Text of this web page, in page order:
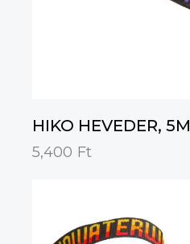
HIKO HEVEDER, 5M
5,400 Ft